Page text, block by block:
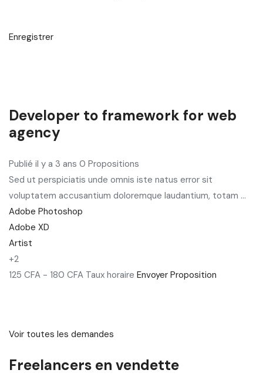
Enregistrer
Developer to framework for web
agency
Publié il y a 3 ans 0 Propositions
Sed ut perspiciatis unde omnis iste natus error sit
voluptatem accusantium doloremque laudantium, totam ...
Adobe Photoshop
Adobe XD
Artist
+2
125 CFA - 180 CFA Taux horaire Envoyer Proposition
Voir toutes les demandes
Freelancers en vendette